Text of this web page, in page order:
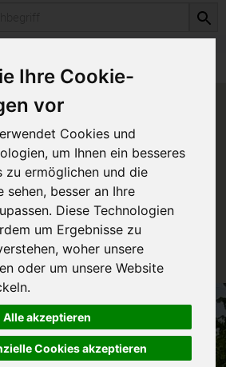
Ihre Cookie-
vor
Cookies und
um Ihnen ein besseres
zu ermöglichen und die
sehen, besser an Ihre
Diese Technologien
um Ergebnisse zu
woher unsere
oder um unsere Website
Alle akzeptieren
Cookies akzeptieren
der Bäckerei
Gewürzbrot" nicht
Produkt ist leider zur Zeit